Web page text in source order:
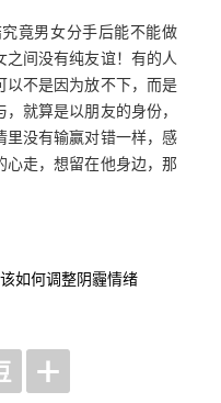
竟男女分手后能不能做
间没有纯友谊！有的人
以不是因为放不下，而是
就算是以朋友的身份，
里没有输赢对错一样，感
心走，想留在他身边，那
如何调整阴霾情绪